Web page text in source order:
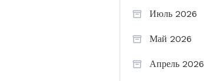
Июль 2026
Май 2026
Апрель 2026